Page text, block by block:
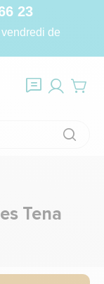
23
de
Tena